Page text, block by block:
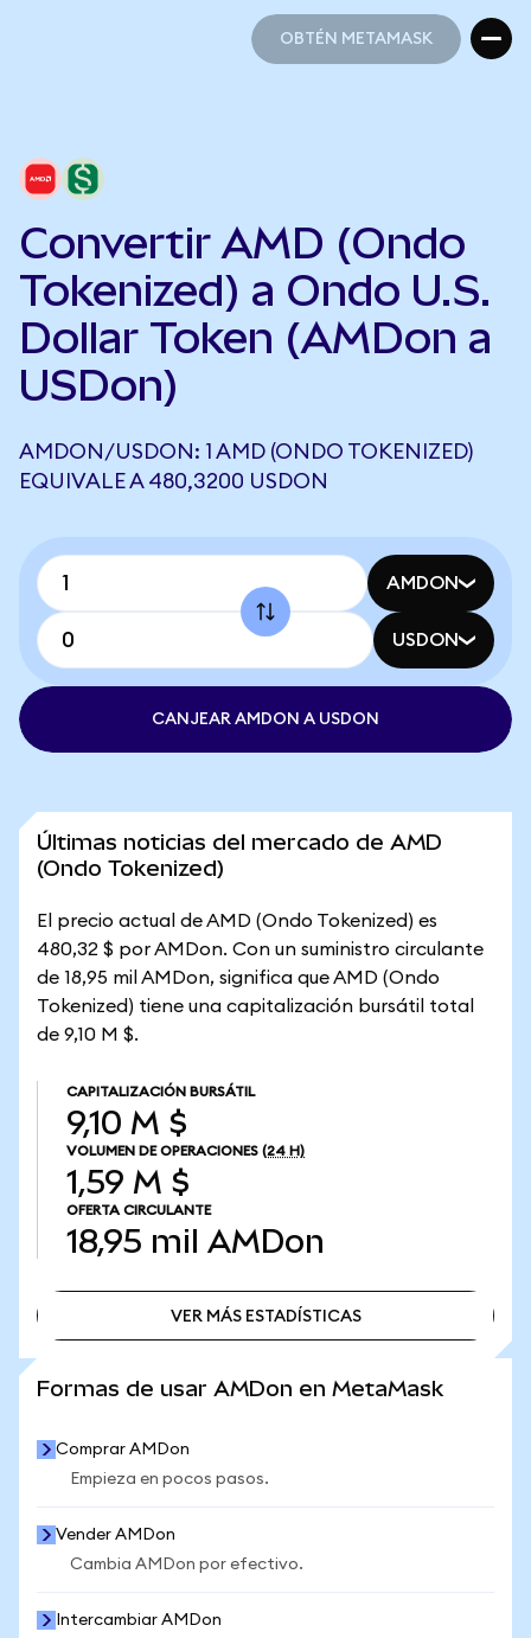
OBTÉN METAMASK
Convertir AMD (Ondo
Tokenized) a Ondo U.S.
Dollar Token (AMDon a
USDon)
AMDON/USDON: 1 AMD (ONDO TOKENIZED)
EQUIVALE A 480,3200 USDON
AMDON
USDON
CANJEAR AMDON A USDON
Últimas noticias del mercado de AMD
(Ondo Tokenized)
El precio actual de AMD (Ondo Tokenized) es
480,32 $ por AMDon. Con un suministro circulante
de 18,95 mil AMDon, significa que AMD (Ondo
Tokenized) tiene una capitalización bursátil total
de 9,10 M $.
CAPITALIZACIÓN BURSÁTIL
9,10 M $
VOLUMEN DE OPERACIONES (24 H)
1,59 M $
OFERTA CIRCULANTE
18,95 mil AMDon
VER MÁS ESTADÍSTICAS
Formas de usar AMDon en MetaMask
Comprar AMDon
Empieza en pocos pasos.
Vender AMDon
Cambia AMDon por efectivo.
Intercambiar AMDon